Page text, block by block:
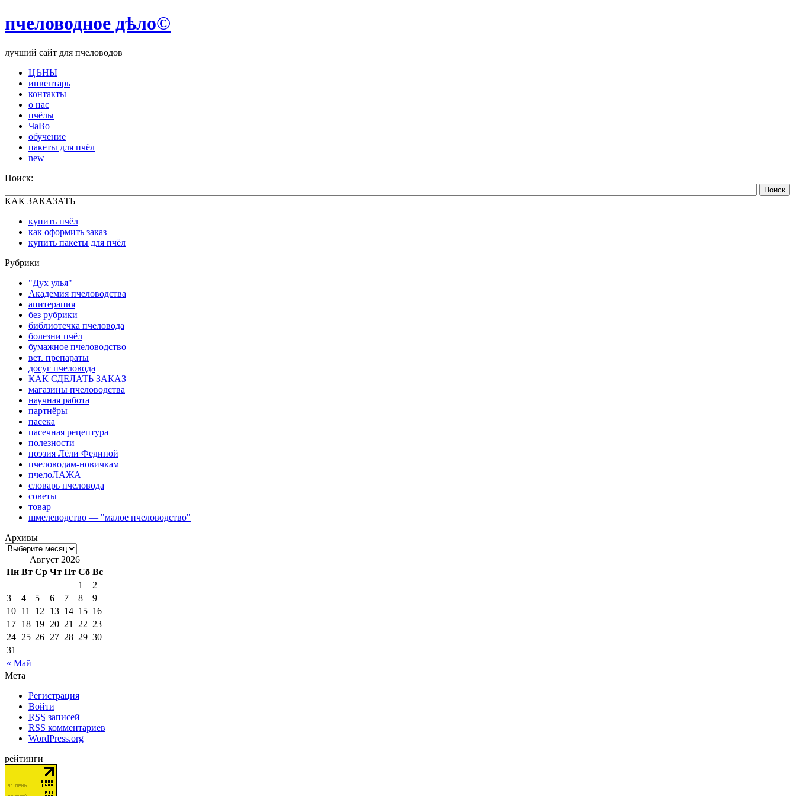
пчеловодное дѣло©
лучший сайт для пчеловодов
ЦѢНЫ
инвентарь
контакты
о нас
пчёлы
ЧаВо
обучение
пакеты для пчёл
new
Поиск:
Поиск
КАК ЗАКАЗАТЬ
купить пчёл
как оформить заказ
купить пакеты для пчёл
Рубрики
"Дух улья"
Академия пчеловодства
апитерапия
без рубрики
библиотечка пчеловода
болезни пчёл
бумажное пчеловодство
вет. препараты
досуг пчеловода
КАК СДЕЛАТЬ ЗАКАЗ
магазины пчеловодства
научная работа
партнёры
пасека
пасечная рецептура
полезности
поэзия Лёли Фединой
пчеловодам-новичкам
пчелоЛАЖА
словарь пчеловода
советы
товар
шмелеводство — "малое пчеловодство"
Архивы
Август 2026
Пн Вт Ср Чт Пт Сб Вс
« Май
1
2
3
4 5 6 7 8
9
10 11 12 13 14 15 16
17 18 19 20 21 22 23
24 25 26 27 28 29 30
31
Мета
Регистрация
Войти
RSS записей
RSS комментариев
WordPress.org
рейтинги